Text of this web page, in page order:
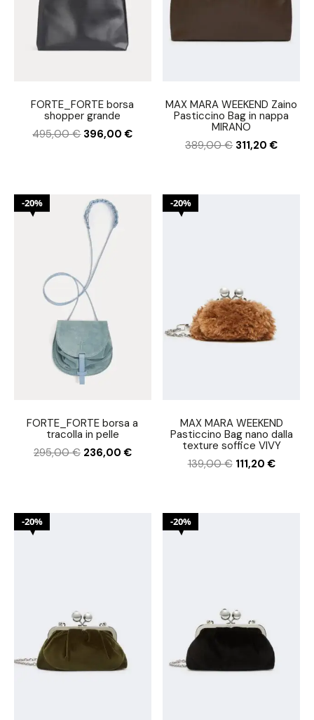
FORTE_FORTE borsa
shopper grande
495,00€ 396,00€
MAX MARA WEEKEND Zaino
Pasticcino Bag in nappa
MIRANO
389,00€ 311,20€
20%
FORTE_FORTE borsa a
tracolla in pelle
295,00€ 236,00€
20%
MAX MARA WEEKEND
Pasticcino Bag nano dalla
texture soffice VIVY
139,00€ 111,20€
20% 20%